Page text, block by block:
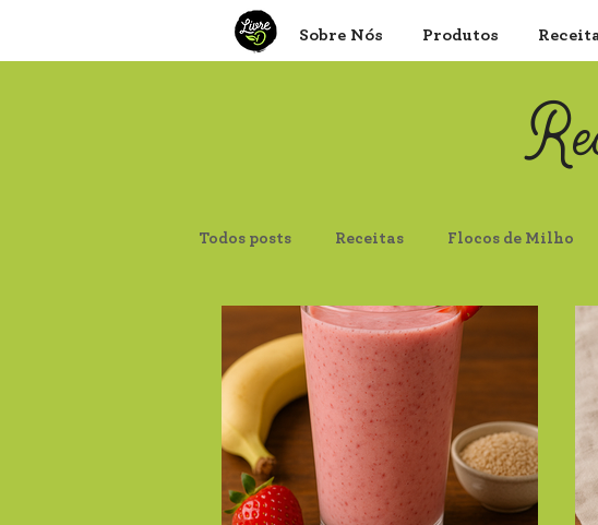
Sobre Nós Produtos
Todos posts Receitas Flocos de Milho
Canjica de Milho Aveia Flocos Finos
Psyllium Proteína de Soja Escura
Castanha do Pará Orgânico Chia